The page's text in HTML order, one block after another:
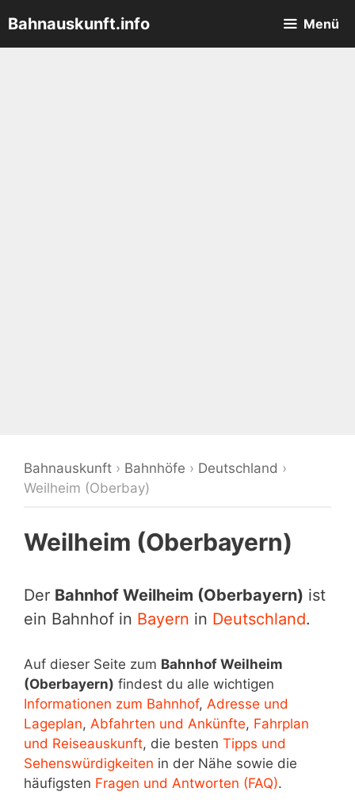
Inhalt
springen
Bahnauskunft.info Menü
Bahnauskunft › Bahnhöfe › Deutschland ›
Weilheim (Oberbay)
Weilheim (Oberbayern)
Der Bahnhof Weilheim (Oberbayern) ist
ein Bahnhof in Bayern in Deutschland.
Auf dieser Seite zum Bahnhof Weilheim
(Oberbayern) findest du alle wichtigen
Informationen zum Bahnhof, Adresse und
Lageplan, Abfahrten und Ankünfte, Fahrplan
und Reiseauskunft, die besten Tipps und
Sehenswürdigkeiten in der Nähe sowie die
häufigsten Fragen und Antworten (FAQ).